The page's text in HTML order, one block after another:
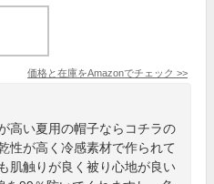
価格と在庫をAmazonでチェック >>
高い夏用の帽子ならコチラの
性が高く冷感素材で作られて
肌触りが良く被り心地が良い